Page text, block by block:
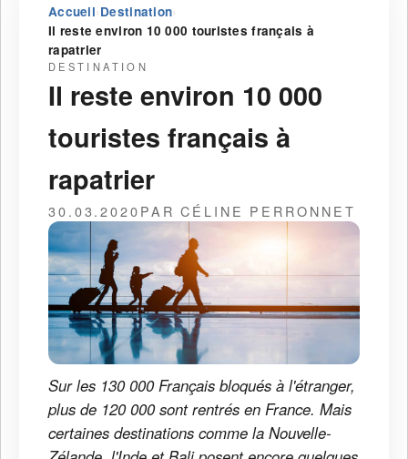
Accueil›Destination›
Il reste environ 10 000 touristes français à
rapatrier
DESTINATION
Il reste environ 10 000
touristes français à
rapatrier
30.03.2020PAR CÉLINE PERRONNET
Sur les 130 000 Français bloqués à l'étranger,
plus de 120 000 sont rentrés en France. Mais
certaines destinations comme la Nouvelle-